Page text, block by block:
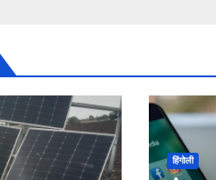
हिंगोली